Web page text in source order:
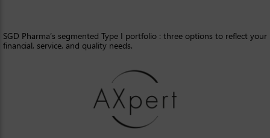
SGD Pharma’s segmented Type I portfolio : three options to reflect your
financial, service, and quality needs.